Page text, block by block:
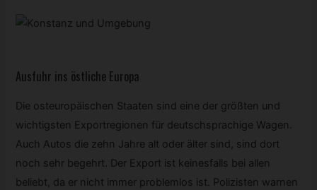
Ausfuhr ins östliche Europa
Die osteuropäischen Staaten sind eine der größten und
wichtigsten Exportregionen für deutschsprachige Wagen.
Auch Autos die zehn Jahre alt oder älter sind, sind dort
noch sehr begehrt. Der Export ist keinesfalls bei allen
beliebt, da er nicht immer problemlos ist. Polizisten warnen